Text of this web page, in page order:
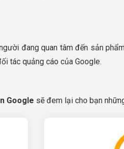
đang quan tâm đến sản
tác quảng cáo của Google.
Google sẽ đem lại cho bạn